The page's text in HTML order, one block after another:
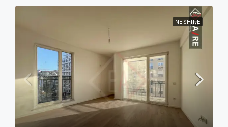
NË SHITJE